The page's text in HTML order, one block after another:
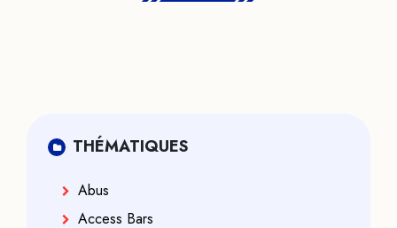
THÉMATIQUES
Abus
Access Bars